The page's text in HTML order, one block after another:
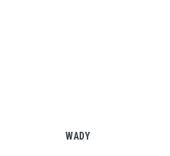
WADY